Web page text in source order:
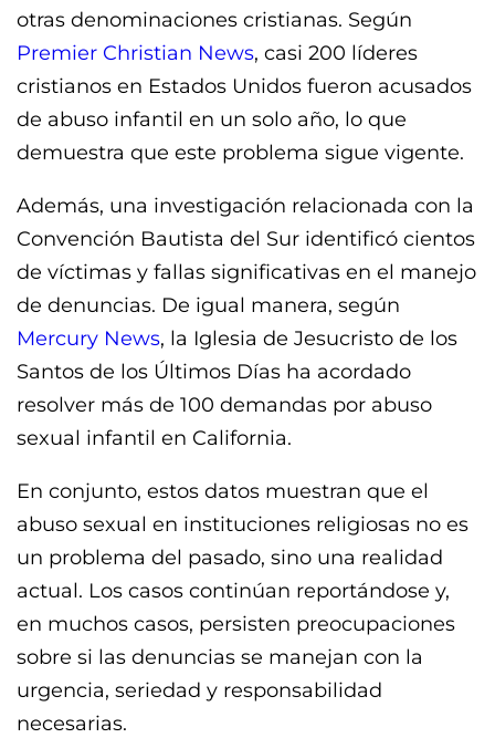
otras denominaciones cristianas. Según
Premier Christian News, casi 200 líderes
cristianos en Estados Unidos fueron acusados
de abuso infantil en un solo año, lo que
demuestra que este problema sigue vigente.
Además, una investigación relacionada con la
Convención Bautista del Sur identificó cientos
de víctimas y fallas significativas en el manejo
de denuncias. De igual manera, según
Mercury News, la Iglesia de Jesucristo de los
Santos de los Últimos Días ha acordado
resolver más de 100 demandas por abuso
sexual infantil en California.
En conjunto, estos datos muestran que el
abuso sexual en instituciones religiosas no es
un problema del pasado, sino una realidad
actual. Los casos continúan reportándose y,
en muchos casos, persisten preocupaciones
sobre si las denuncias se manejan con la
urgencia, seriedad y responsabilidad
necesarias.